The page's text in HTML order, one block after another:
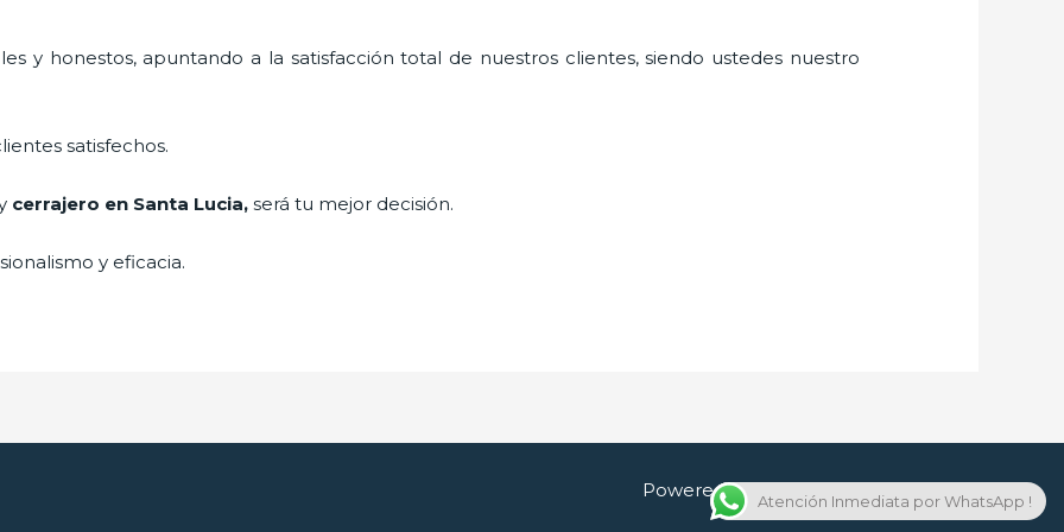
y honestos, apuntando a la satisfacción total de nuestros clientes, siendo ustedes nuestro
satisfechos.
cerrajero en Santa Lucia,será tu mejor decisión.
y eficacia.
Powered by Cerrajero en Guadalajara
Atención Inmediata por WhatsApp !